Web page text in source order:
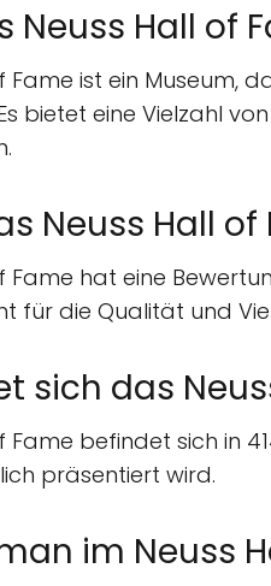
Neuss Hall of
Fame ist ein Museum,
bietet eine Vielzahl
Neuss Hall
Fame hat eine
für die Qualität und
sich das
Fame befindet sich in
präsentiert wird.
im Neuss